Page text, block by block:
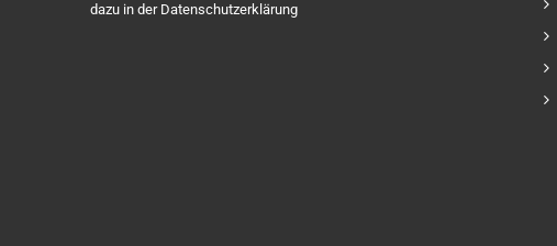
dazu in der Datenschutzerklärung